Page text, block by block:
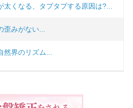
太くなる、タプタプする原因は?...
みがない...
界のリズム...